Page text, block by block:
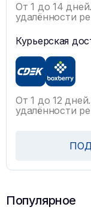
От 1 до 14
удалённости
Курьерская
От 1 до 12
удалённости
Популярное